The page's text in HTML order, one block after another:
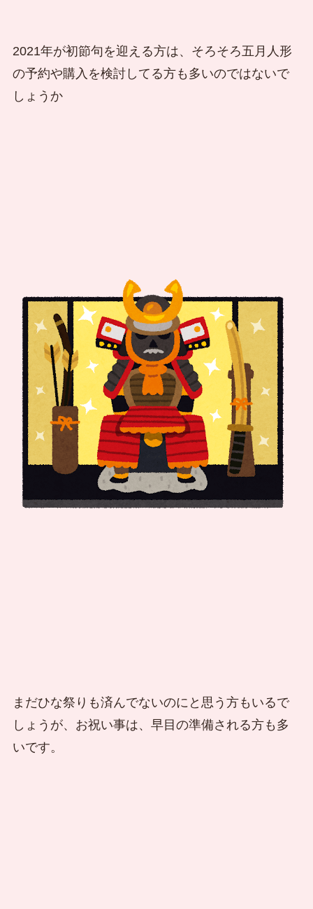
2021年が初節句を迎える方は、そろそろ五月人形
の予約や購入を検討してる方も多いのではないで
しょうか
まだひな祭りも済んでないのにと思う方もいるで
しょうが、お祝い事は、早目の準備される方も多
いです。